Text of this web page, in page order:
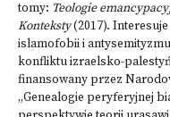
tomy: Teologie
Konteksty(2017).
islamofobii i
konfliktu izraelsko-
finansowany przez
„Genealogie peryferyjnej